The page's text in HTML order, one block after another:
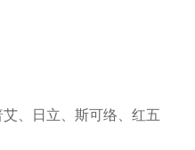
、日立、斯可络、红五